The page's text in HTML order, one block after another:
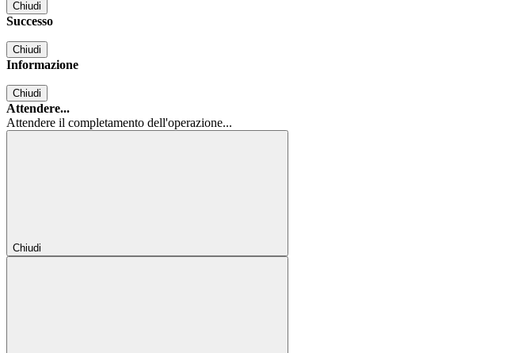
Chiudi
Successo
Chiudi
Informazione
Chiudi
Attendere...
Attendere il completamento dell'operazione...
Chiudi